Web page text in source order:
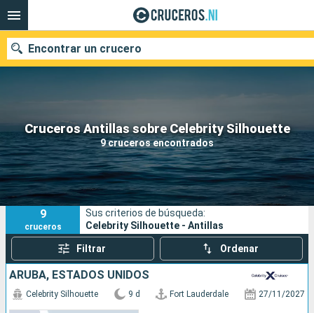
Cruceros Antillas sobre Celebrity Silhouette
9 cruceros encontrados
Encontrar un crucero
Nuestros destinos
Fecha de salida
Puertos Compañías
Buscar
9
cruceros
Sus criterios de búsqueda:
Celebrity Silhouette - Antillas
Filtrar Ordenar
ARUBA, ESTADOS UNIDOS
Celebrity Silhouette 9 d Fort Lauderdale 27/11/2027